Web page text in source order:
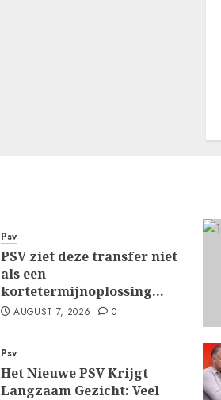
Psv
PSV ziet deze transfer niet
als een
kortetermijnoplossing…
AUGUST 7, 2026 0
Psv
Het Nieuwe PSV Krijgt
Langzaam Gezicht: Veel